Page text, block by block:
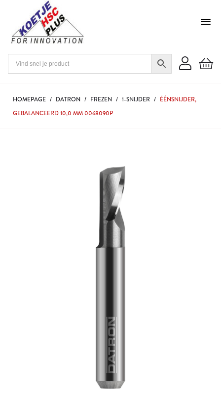
HOMEPAGE / DATRON / FREZEN / 1-SNIJDER / ÉÉNSNIJDER,
GEBALANCEERD 10,0 MM 0068090P